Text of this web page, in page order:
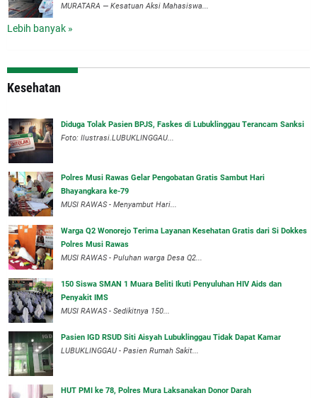
‎MURATARA — Kesatuan Aksi Mahasiswa...
Lebih banyak »
Kesehatan
Diduga Tolak Pasien BPJS, Faskes di Lubuklinggau Terancam Sanksi
Foto: Ilustrasi.LUBUKLINGGAU...
Polres Musi Rawas Gelar Pengobatan Gratis Sambut Hari
Bhayangkara ke-79
MUSI RAWAS - Menyambut Hari...
Warga Q2 Wonorejo Terima Layanan Kesehatan Gratis dari Si Dokkes
Polres Musi Rawas
MUSI RAWAS - Puluhan warga Desa Q2...
150 Siswa SMAN 1 Muara Beliti Ikuti Penyuluhan HIV Aids dan
Penyakit IMS
MUSI RAWAS - Sedikitnya 150...
Pasien IGD RSUD Siti Aisyah Lubuklinggau Tidak Dapat Kamar
LUBUKLINGGAU - Pasien Rumah Sakit...
HUT PMI ke 78, Polres Mura Laksanakan Donor Darah